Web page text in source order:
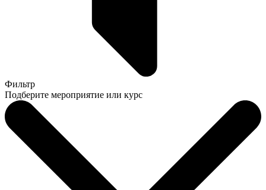
Фильтр
Подберите мероприятие или курс